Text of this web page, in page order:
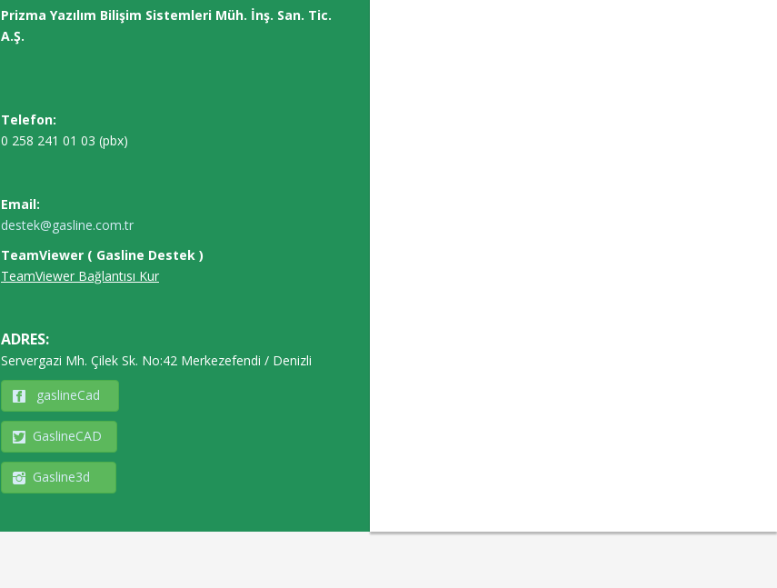
SON GÜNCELLENMELR
Prizma Yazılım Bilişim Sistemleri Müh. İnş. San. Tic.
A.Ş.
Telefon:
0 258 241 01 03 (pbx)
Email:
destek@gasline.com.tr
TeamViewer ( Gasline Destek )
TeamViewer Bağlantısı Kur
ADRES:
Servergazi Mh. Çilek Sk. No:42 Merkezefendi / Denizli
gaslineCad
GaslineCAD
Gasline3d